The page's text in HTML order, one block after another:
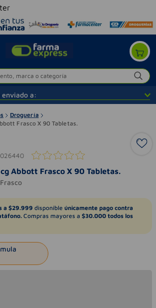
marca o categoría
enviado a:
Droguería
Frasco X 90 Tabletas.
Abbott Frasco X 90 Tabletas.
Frasco
a $29.999 disponible únicamente pago contra
Compras mayores a $30.000 todos los